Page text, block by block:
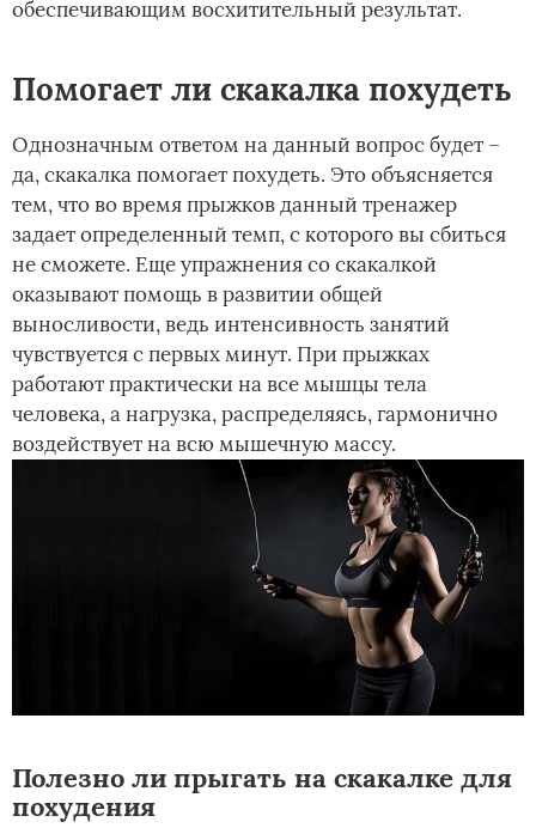
обеспечивающим восхитительный результат.
Помогает ли скакалка похудеть
Однозначным ответом на данный вопрос будет –
да, скакалка помогает похудеть. Это объясняется
тем, что во время прыжков данный тренажер
задает определенный темп, с которого вы сбиться
не сможете. Еще упражнения со скакалкой
оказывают помощь в развитии общей
выносливости, ведь интенсивность занятий
чувствуется с первых минут. При прыжках
работают практически на все мышцы тела
человека, а нагрузка, распределяясь, гармонично
воздействует на всю мышечную массу.
Полезно ли прыгать на скакалке для
похудения